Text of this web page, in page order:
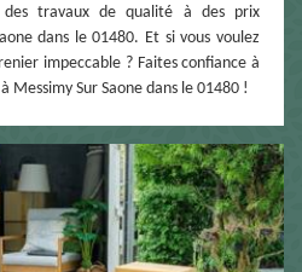
travaux de qualité à des prix
dans le 01480. Et si vous voulez
impeccable ? Faites confiance à
Sur Saone dans le 01480 !